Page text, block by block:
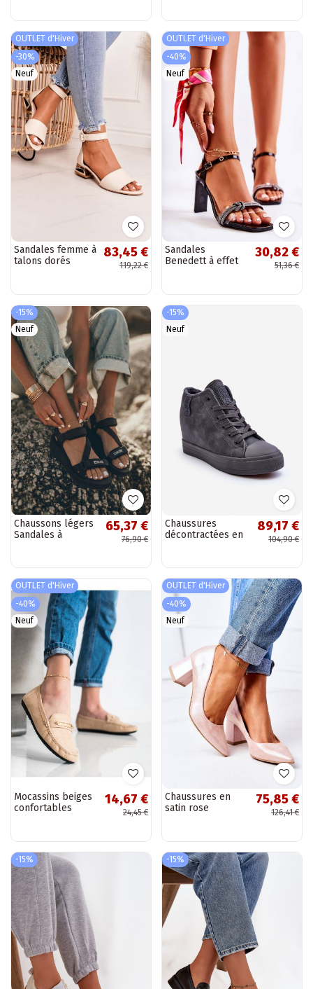
Sabley
OUTLET d'Hiver
-30%
Neuf
Sandales femme à
talons dorés
83,45 €
119,22 €
OUTLET d'Hiver
-40%
Neuf
Sandales
Benedett à effet
30,82 €
51,36 €
-15%
Neuf
Chaussons légers
Sandales à
65,37 €
76,90 €
-15%
Neuf
Chaussures
décontractées en
MM274005
89,17 €
104,90 €
OUTLET d'Hiver
-40%
Neuf
Mocassins beiges
confortables
14,67 €
24,45 €
OUTLET d'Hiver
-40%
Neuf
Chaussures en
satin rose
75,85 €
126,41 €
-15% -15%